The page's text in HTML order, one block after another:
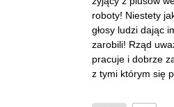
roboty! Niestety
głosy ludzi dając
zarobili! Rząd
pracuje i dobrze
z tymi którym się